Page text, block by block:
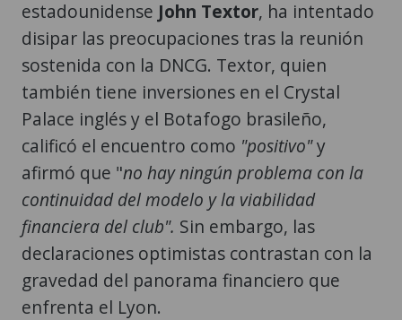
estadounidense John Textor, ha intentado
disipar las preocupaciones tras la reunión
sostenida con la DNCG. Textor, quien
también tiene inversiones en el Crystal
Palace inglés y el Botafogo brasileño,
calificó el encuentro como "positivo"y
afirmó que "no hay ningún problema con la
continuidad del modelo y la viabilidad
financiera del club". Sin embargo, las
declaraciones optimistas contrastan con la
gravedad del panorama financiero que
enfrenta el Lyon.